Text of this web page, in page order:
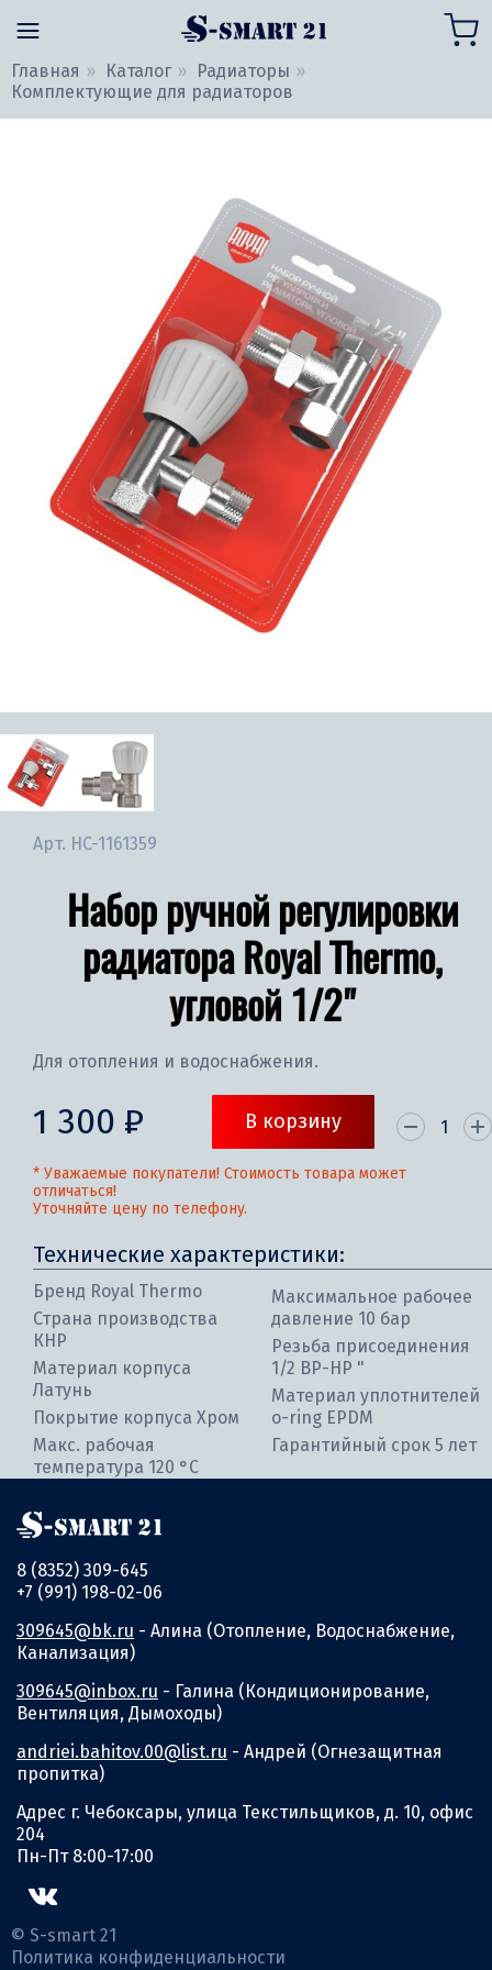
Главная Каталог
Радиаторы
Комплектующие для радиаторов
Арт. НС-1161359
Набор ручной регулировки
радиатора Royal Thermo,
угловой 1/2"
Для отопления и водоснабжения.
1 300 ₽ В корзину
* Уважаемые покупатели! Стоимость товара может
отличаться!
Уточняйте цену по телефону.
Технические характеристики:
Бренд Royal Thermo
Страна производства
КНР
Материал корпуса
Латунь
Покрытие корпуса Хром
Макс. рабочая
температура 120 °С
Максимальное рабочее
давление 10 бар
Резьба присоединения
1/2 ВР-НР "
Материал уплотнителей
o-ring EPDM
Гарантийный срок 5 лет
8 (8352) 309-645
+7 (991) 198-02-06
309645@bk.ru - Алина (Отопление, Водоснабжение,
Канализация)
309645@inbox.ru - Галина (Кондиционирование,
Вентиляция, Дымоходы)
andriei.bahitov.00@list.ru - Андрей (Огнезащитная
пропитка)
Адрес г. Чебоксары, улица Текстильщиков, д. 10, офис
204
Пн-Пт 8:00-17:00
© S-smart 21
Политика конфиденциальности